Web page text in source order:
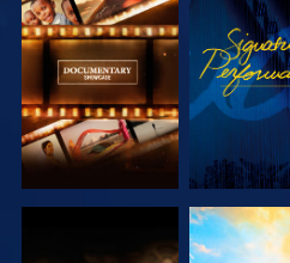
DÉCOUVRIR
LES SÉRIES